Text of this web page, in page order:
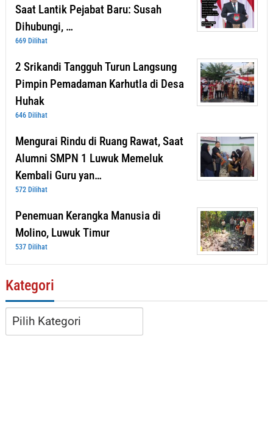
Saat Lantik Pejabat Baru: Susah
Dihubungi, …
669 Dilihat
2 Srikandi Tangguh Turun Langsung
Pimpin Pemadaman Karhutla di Desa
Huhak
646 Dilihat
Mengurai Rindu di Ruang Rawat, Saat
Alumni SMPN 1 Luwuk Memeluk
Kembali Guru yan…
572 Dilihat
Penemuan Kerangka Manusia di
Molino, Luwuk Timur
537 Dilihat
Kategori
Kategori